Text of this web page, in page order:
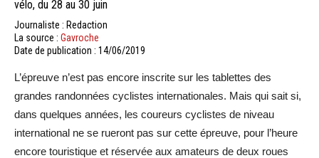
vélo, du 28 au 30 juin
Journaliste : Redaction
La source : Gavroche
Date de publication : 14/06/2019
L’épreuve n’est pas encore inscrite sur les tablettes des
grandes randonnées cyclistes internationales. Mais qui sait si,
dans quelques années, les coureurs cyclistes de niveau
international ne se rueront pas sur cette épreuve, pour l’heure
encore touristique et réservée aux amateurs de deux roues